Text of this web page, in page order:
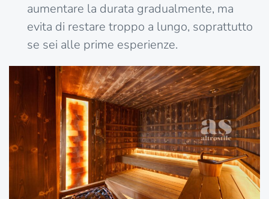
aumentare la durata gradualmente, ma
evita di restare troppo a lungo, soprattutto
se sei alle prime esperienze.